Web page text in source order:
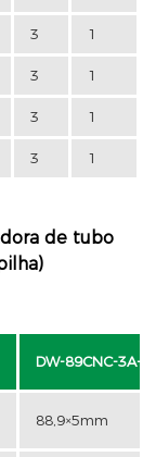
3 1
3 1
3 1
3 1
de tubo
DW-89CNC-3A-
88,9×5mm